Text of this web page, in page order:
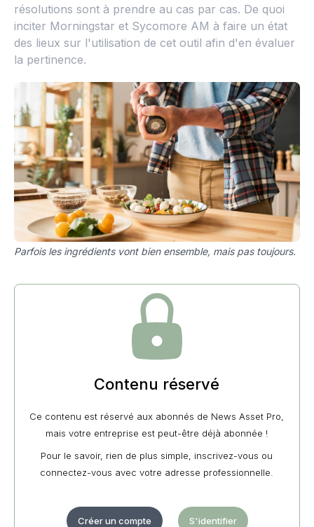
résolutions sont à prendre au cas par cas. De quoi
inciter Morningstar et Sycomore AM à faire un état
des lieux sur l'utilisation de cet outil afin d'en évaluer
la pertinence.
Parfois les ingrédients vont bien ensemble, mais pas toujours.
Contenu réservé
Ce contenu est réservé aux abonnés de News Asset Pro,
mais votre entreprise est peut-être déjà abonnée !
Pour le savoir, rien de plus simple, inscrivez-vous ou
connectez-vous avec votre adresse professionnelle.
Créer un compte S'identifier